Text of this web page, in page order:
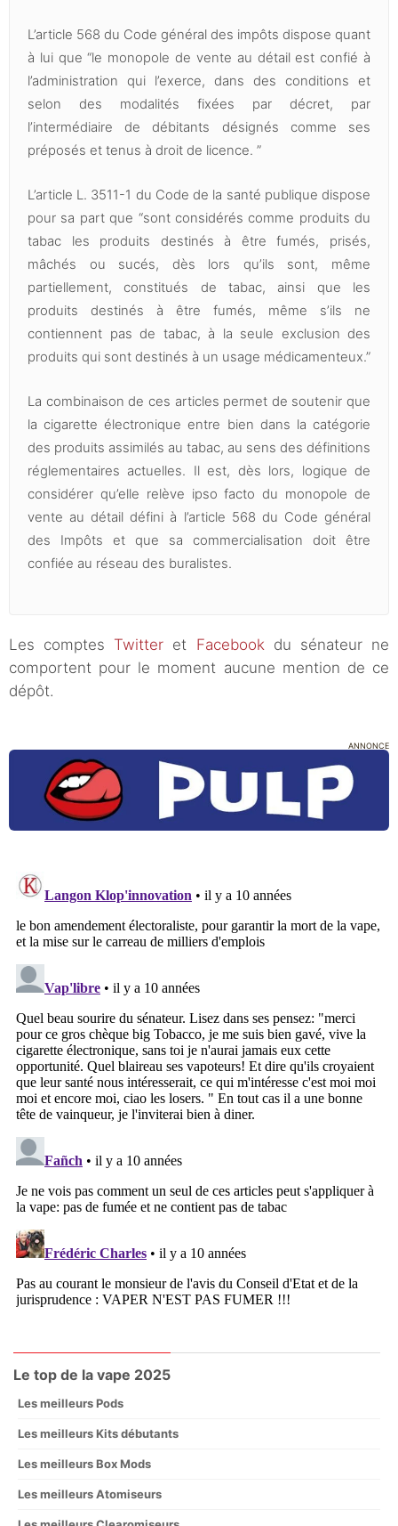
L’article 568 du Code général des impôts dispose quant
à lui que “le monopole de vente au détail est confié à
l’administration qui l’exerce, dans des conditions et
selon des modalités fixées par décret, par
l’intermédiaire de débitants désignés comme ses
préposés et tenus à droit de licence. ”
L’article L. 3511-1 du Code de la santé publique dispose
pour sa part que “sont considérés comme produits du
tabac les produits destinés à être fumés, prisés,
mâchés ou sucés, dès lors qu’ils sont, même
partiellement, constitués de tabac, ainsi que les
produits destinés à être fumés, même s’ils ne
contiennent pas de tabac, à la seule exclusion des
produits qui sont destinés à un usage médicamenteux.”
La combinaison de ces articles permet de soutenir que
la cigarette électronique entre bien dans la catégorie
des produits assimilés au tabac, au sens des définitions
réglementaires actuelles. Il est, dès lors, logique de
considérer qu’elle relève ipso facto du monopole de
vente au détail défini à l’article 568 du Code général
des Impôts et que sa commercialisation doit être
confiée au réseau des buralistes.
Les comptes Twitter et Facebookdu sénateur ne
comportent pour le moment aucune mention de ce
dépôt.
ANNONCE
Le top de la vape 2025
Les meilleurs Pods
Les meilleurs Kits débutants
Les meilleurs Box Mods
Les meilleurs Atomiseurs